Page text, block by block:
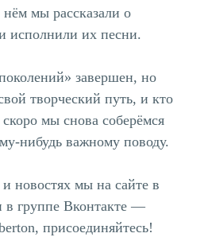
мы рассказали о
исполнили их песни.
завершен, но
творческий путь, и кто
мы снова соберёмся
нибудь важному поводу.
новостях мы на сайте в
в группе Вконтакте —
присоединяйтесь!